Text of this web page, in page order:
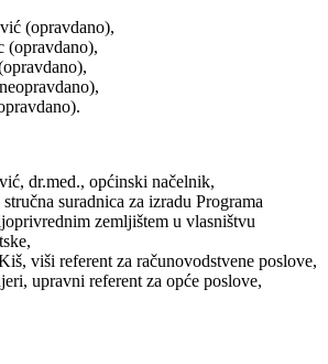
(opravdano),
(opravdano),
dr.med., općinski načelnik,
suradnica za izradu Programa
zemljištem u vlasništvu
viši referent za računovodstvene poslove,
upravni referent za opće poslove,